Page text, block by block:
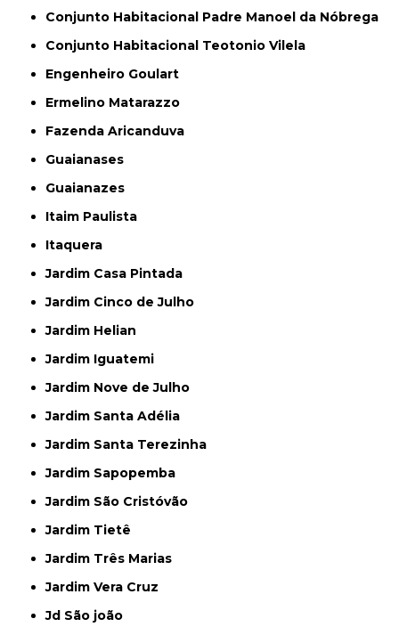
Conjunto Habitacional Padre Manoel da Nóbrega
Conjunto Habitacional Teotonio Vilela
Engenheiro Goulart
Ermelino Matarazzo
Fazenda Aricanduva
Guaianases
Guaianazes
Itaim Paulista
Itaquera
Jardim Casa Pintada
Jardim Cinco de Julho
Jardim Helian
Jardim Iguatemi
Jardim Nove de Julho
Jardim Santa Adélia
Jardim Santa Terezinha
Jardim Sapopemba
Jardim São Cristóvão
Jardim Tietê
Jardim Três Marias
Jardim Vera Cruz
Jd São joão